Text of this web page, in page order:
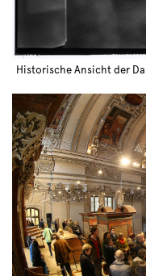
Historische Ansicht der